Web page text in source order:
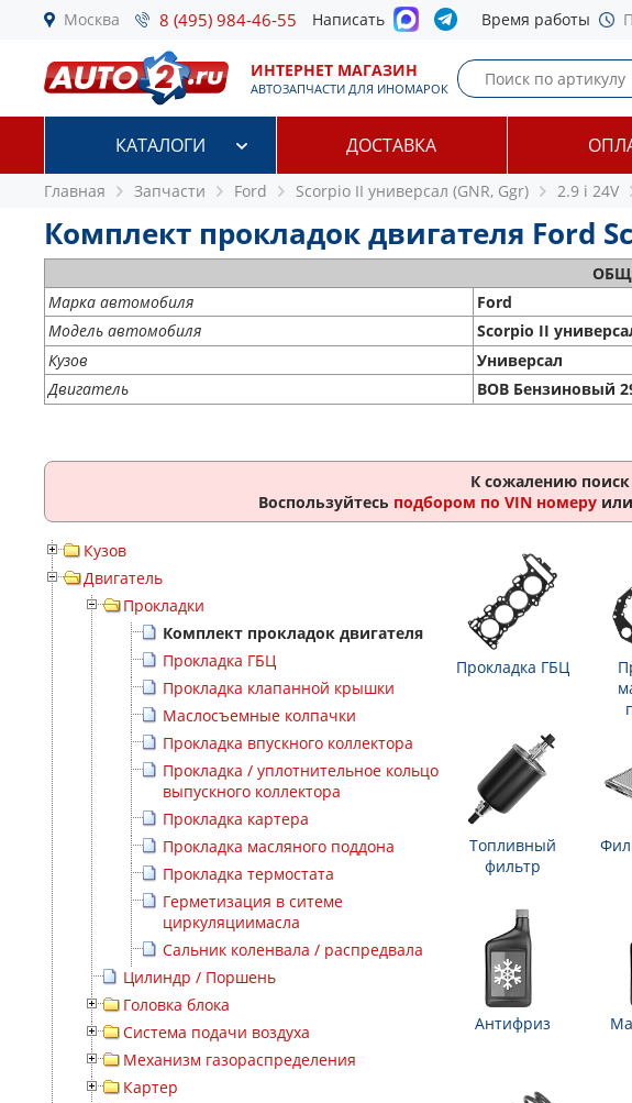
Москва 8 (495) 984-46-55 Написать Время работы
ИНТЕРНЕТ МАГАЗИН
АВТОЗАПЧАСТИ ДЛЯ ИНОМАРОК
КАТАЛОГИ ДОСТАВКА
Главная Запчасти Ford Scorpio II универсал (GNR, Ggr) 2.9 i 24V
Комплект прокладок двигателя Ford
Марка автомобиля
Ford
Модель автомобиля
Scorpio II
Кузов
Универсал
Двигатель
BOB Бензиновый
К сожалению
Воспользуйтесь подбором по VIN номеру
Кузов
Двигатель
Прокладки
Комплект прокладок двигателя
Прокладка ГБЦ
Прокладка клапанной крышки
Маслосъемные колпачки
Прокладка впускного коллектора
Прокладка / уплотнительное кольцо
выпускного коллектора
Прокладка картера
Прокладка масляного поддона
Прокладка термостата
Герметизация в ситеме
циркуляциимасла
Сальник коленвала / распредвала
Цилиндр / Поршень
Головка блока
Система подачи воздуха
Механизм газораспределения
Картер
Прокладка ГБЦ
Топливный
фильтр
Антифриз